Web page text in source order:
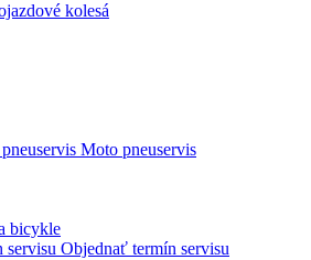
kolesá
Moto pneuservis
bicykle
Objednať termín servisu